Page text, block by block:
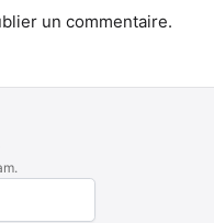
un commentaire.